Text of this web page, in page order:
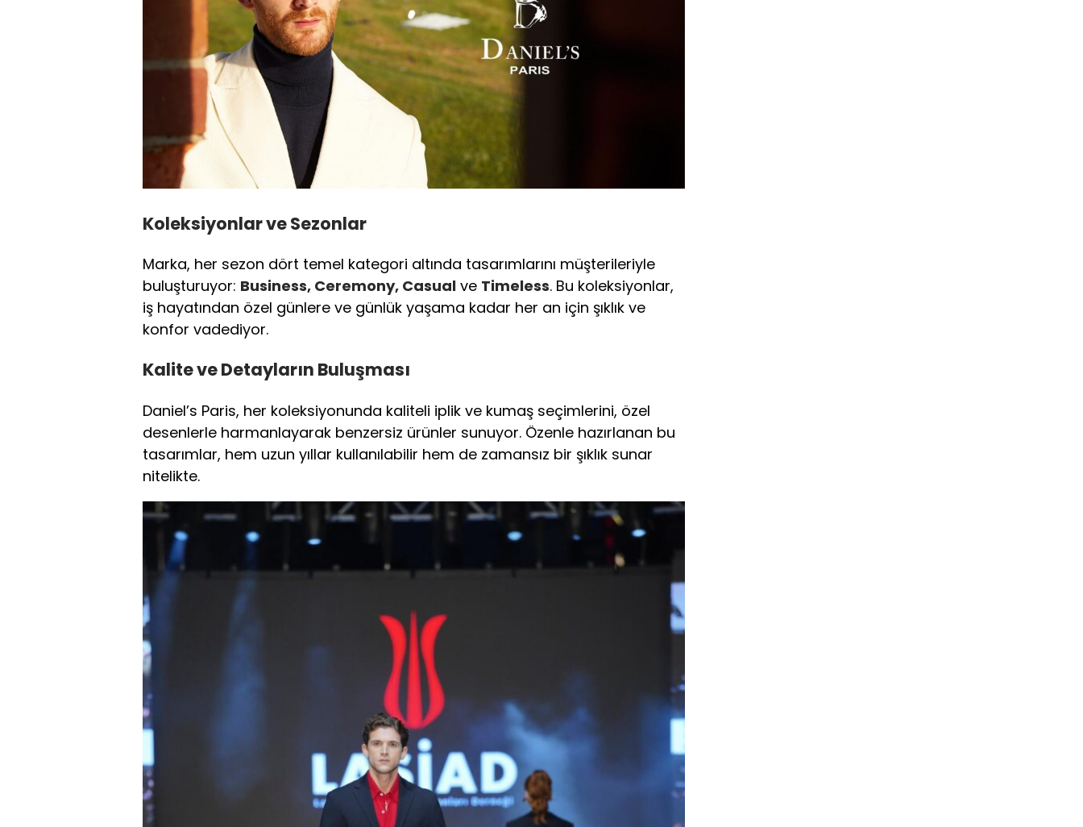
Koleksiyonlar ve Sezonlar
Marka, her sezon dört temel kategori altında tasarımlarını müşterileriyle
buluşturuyor: Business, Ceremony, Casual ve Timeless. Bu koleksiyonlar,
iş hayatından özel günlere ve günlük yaşama kadar her an için şıklık ve
konfor vadediyor.
Kalite ve Detayların Buluşması
Daniel’s Paris, her koleksiyonunda kaliteli iplik ve kumaş seçimlerini, özel
desenlerle harmanlayarak benzersiz ürünler sunuyor. Özenle hazırlanan bu
tasarımlar, hem uzun yıllar kullanılabilir hem de zamansız bir şıklık sunar
nitelikte.